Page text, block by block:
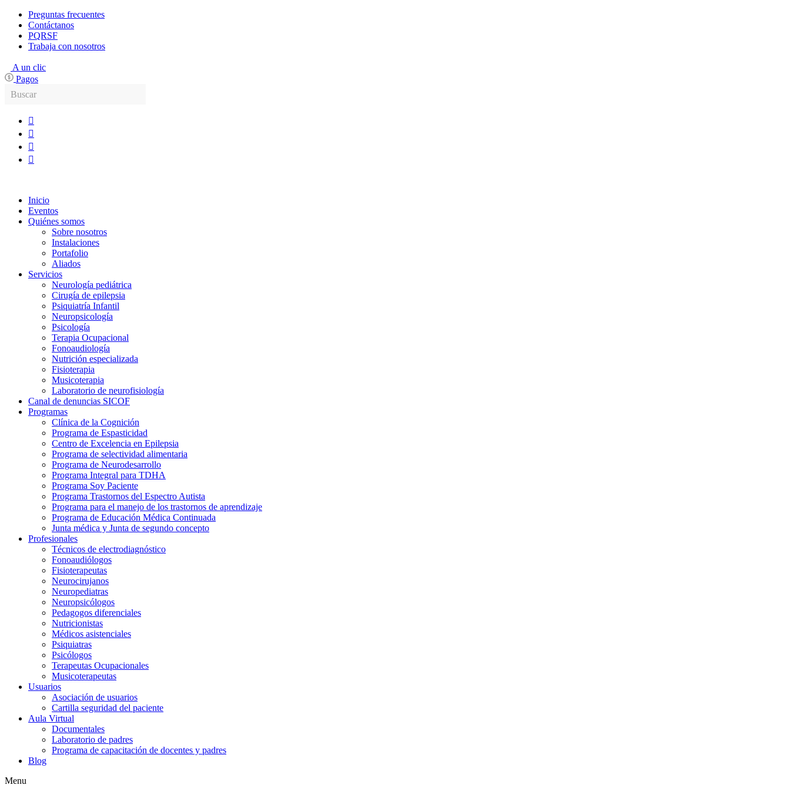
contenido
Preguntas frecuentes
Contáctanos
PQRSF
Trabaja con nosotros
A un clic
Pagos
Inicio
Eventos
Quiénes somos
Sobre nosotros
Instalaciones
Portafolio
Aliados
Servicios
Neurología pediátrica
Cirugía de epilepsia
Psiquiatría Infantil
Neuropsicología
Psicología
Terapia Ocupacional
Fonoaudiología
Nutrición especializada
Fisioterapia
Musicoterapia
Laboratorio de neurofisiología
Canal de denuncias SICOF
Programas
Clínica de la Cognición
Programa de Espasticidad
Centro de Excelencia en Epilepsia
Programa de selectividad alimentaria
Programa de Neurodesarrollo
Programa Integral para TDHA
Programa Soy Paciente
Programa Trastornos del Espectro Autista
Programa para el manejo de los trastornos de aprendizaje
Programa de Educación Médica Continuada
Junta médica y Junta de segundo concepto
Profesionales
Técnicos de electrodiagnóstico
Fonoaudiólogos
Fisioterapeutas
Neurocirujanos
Neuropediatras
Neuropsicólogos
Pedagogos diferenciales
Nutricionistas
Médicos asistenciales
Psiquiatras
Psicólogos
Terapeutas Ocupacionales
Musicoterapeutas
Usuarios
Asociación de usuarios
Cartilla seguridad del paciente
Aula Virtual
Documentales
Laboratorio de padres
Programa de capacitación de docentes y padres
Blog
Menu